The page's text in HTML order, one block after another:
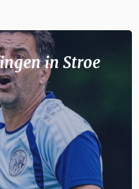
in Stroe